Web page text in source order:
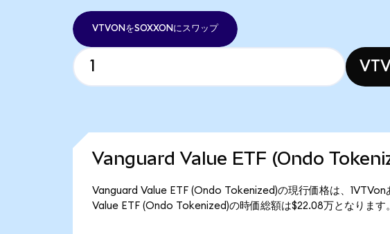
VTVONをSOXXONにスワップ
Vanguard Value ETF (Ondo
Vanguard Value ETF (Ondo Tokenized)の現行価格は、
Value ETF (Ondo Tokenized)の時価総額は$22.08万となります